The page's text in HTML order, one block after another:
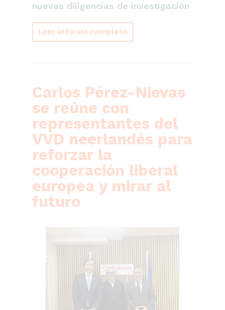
nuevas diligencias de investigación
Leer artículo completo
Carlos Pérez-Nievas
se reúne con
representantes del
VVD neerlandés para
reforzar la
cooperación liberal
europea y mirar al
futuro